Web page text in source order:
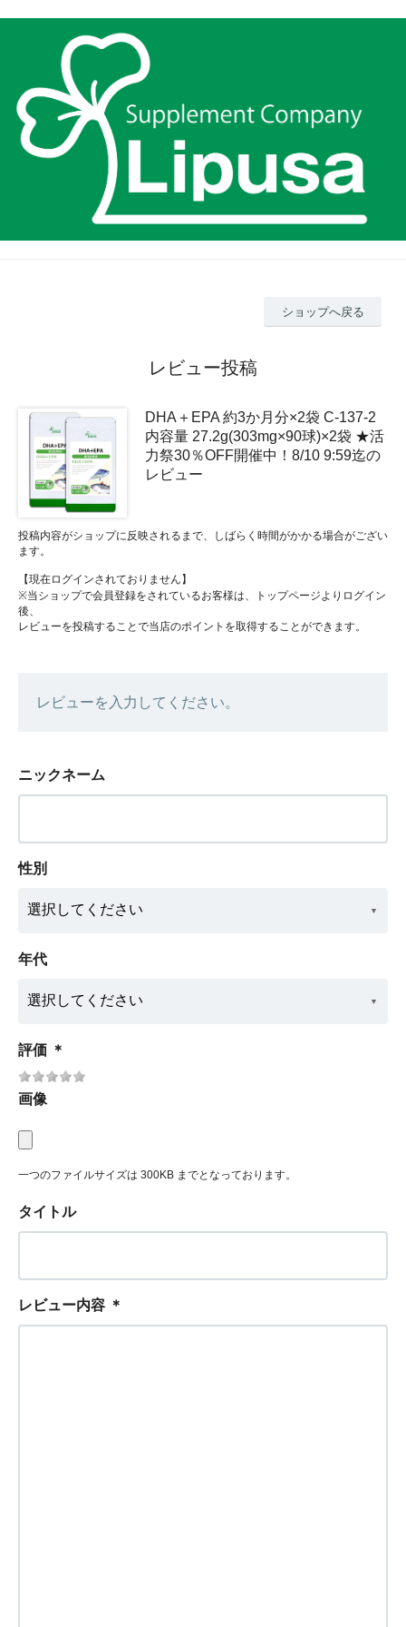
ショップへ戻る
レビュー投稿
DHA＋EPA 約3か月分×2袋 C-137-2
内容量 27.2g(303mg×90球)×2袋 ★活
力祭30％OFF開催中！8/10 9:59迄の
レビュー
投稿内容がショップに反映されるまで、しばらく時間がかかる場合がござい
ます。
【現在ログインされておりません】
※当ショップで会員登録をされているお客様は、トップページよりログイン
後、
レビューを投稿することで当店のポイントを取得することができます。
レビューを入力してください。
ニックネーム
性別
年代
評価 ＊
画像
一つのファイルサイズは 300KB までとなっております。
タイトル
レビュー内容 ＊